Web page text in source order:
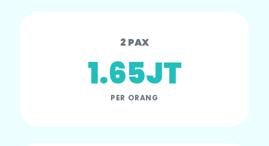
2 PAX
1.65JT
PER ORANG